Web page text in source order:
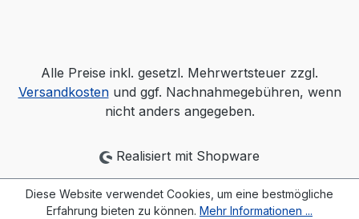
Alle Preise inkl. gesetzl. Mehrwertsteuer zzgl.
Versandkostenund ggf. Nachnahmegebühren, wenn
nicht anders angegeben.
Realisiert mit Shopware
Diese Website verwendet Cookies, um eine bestmögliche
Erfahrung bieten zu können. Mehr Informationen ...